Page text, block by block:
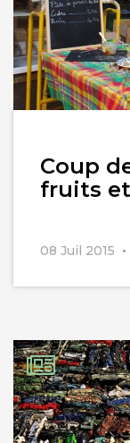
Coup
fruits
08 Juil 2015
l'article